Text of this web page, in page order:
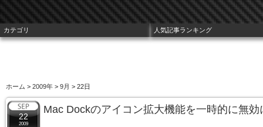
ホーム > 2009年 > 9月 > 22日
22
2009
Mac Dockのアイコン拡大機能を一時的に無効
カテゴリ 人気記事ランキング